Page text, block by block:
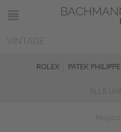
ROLEX PATEK PHILIPPE